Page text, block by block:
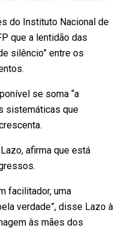
do Instituto Nacional de
que a lentidão das
silêncio” entre os
se soma “a
sistemáticas que
afirma que está
facilitador, uma
verdade”, disse Lazo à
às mães dos